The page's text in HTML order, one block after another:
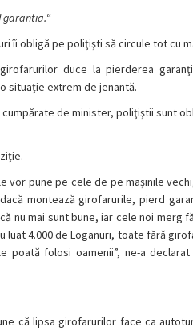
garantia.“
îi obligă pe poliţişti să circule tot cu
duce la pierderea
situaţie extrem de jenantă.
de minister, poliţiştii sunt
vor pune pe cele de pe maşinile
montează girofarurile, pierd
nu mai sunt bune, iar cele noi merg
4.000 de Loganuri, toate fără
folosi oamenii”, ne-a
că lipsa girofarurilor face ca